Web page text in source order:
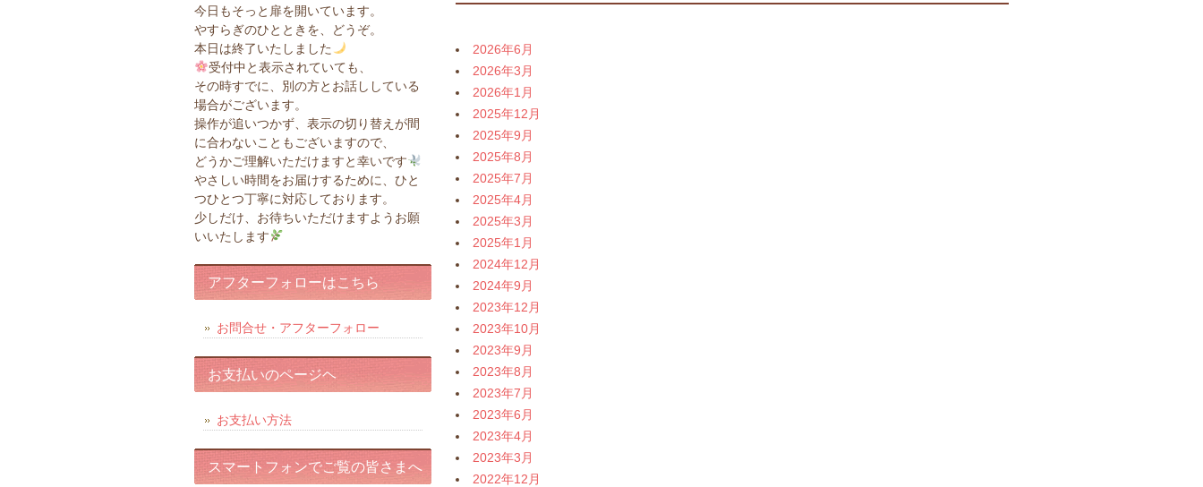
2026年6月
2026年3月
2026年1月
2025年12月
2025年9月
2025年8月
2025年7月
2025年4月
2025年3月
2025年1月
2024年12月
2024年9月
2023年12月
2023年10月
2023年9月
2023年8月
2023年7月
2023年6月
2023年4月
2023年3月
2022年12月
今日もそっと扉を開いています。
やすらぎのひとときを、どうぞ。
本日は終了いたしました
受付中と表示されていても、
その時すでに、別の方とお話ししている
場合がございます。
操作が追いつかず、表示の切り替えが間
に合わないこともございますので、
どうかご理解いただけますと幸いです
やさしい時間をお届けするために、ひと
つひとつ丁寧に対応しております。
少しだけ、お待ちいただけますようお願
いいたします
アフターフォローはこちら
お問合せ・アフターフォロー
お支払いのページヘ
お支払い方法
スマートフォンでご覧の皆さまへ